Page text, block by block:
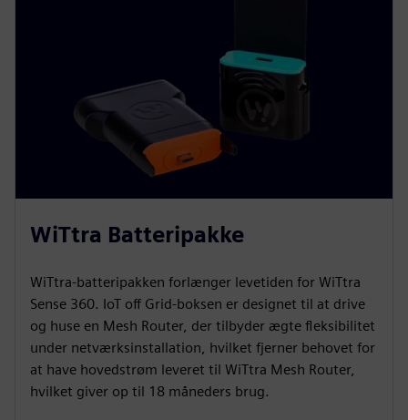
WiTtra Batteripakke
WiTtra-batteripakken forlænger levetiden for WiTtra
Sense 360. IoT off Grid-boksen er designet til at drive
og huse en Mesh Router, der tilbyder ægte fleksibilitet
under netværksinstallation, hvilket fjerner behovet for
at have hovedstrøm leveret til WiTtra Mesh Router,
hvilket giver op til 18 måneders brug.